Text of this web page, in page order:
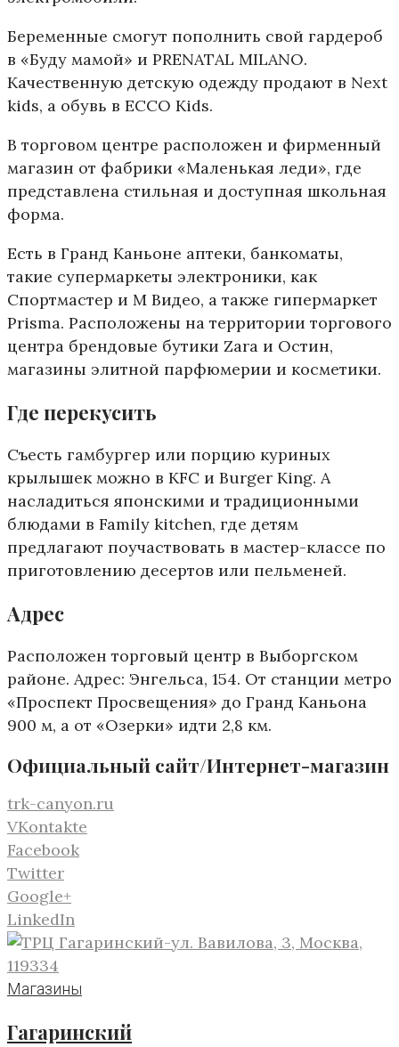
Беременные смогут пополнить свой гардероб
в «Буду мамой» и PRENATAL MILANO.
Качественную детскую одежду продают в Next
kids, а обувь в ECCO Kids.
В торговом центре расположен и фирменный
магазин от фабрики «Маленькая леди», где
представлена стильная и доступная школьная
форма.
Есть в Гранд Каньоне аптеки, банкоматы,
такие супермаркеты электроники, как
Спортмастер и М Видео, а также гипермаркет
Prisma. Расположены на территории торгового
центра брендовые бутики Zara и Остин,
магазины элитной парфюмерии и косметики.
Где перекусить
Съесть гамбургер или порцию куриных
крылышек можно в KFC и Burger King. А
насладиться японскими и традиционными
блюдами в Family kitchen, где детям
предлагают поучаствовать в мастер-классе по
приготовлению десертов или пельменей.
Адрес
Расположен торговый центр в Выборгском
районе. Адрес: Энгельса, 154. От станции метро
«Проспект Просвещения» до Гранд Каньона
900 м, а от «Озерки» идти 2,8 км.
Официальный сайт/Интернет-магазин
trk-canyon.ru
VKontakte
Facebook
Twitter
Google+
LinkedIn
Магазины
Гагаринский